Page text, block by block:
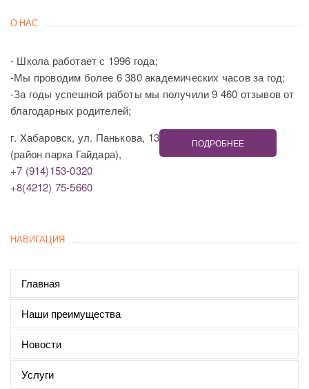
О НАС
- Школа работает с 1996 года;
-Мы проводим более 6 380 академических часов за год;
-За годы успешной работы мы получили 9 460 отзывов от
благодарных родителей;
г. Хабаровск, ул. Панькова, 13
(район парка Гайдара),
+7 (914)153-0320
+8(4212) 75-5660
ПОДРОБНЕЕ
НАВИГАЦИЯ
Главная
Наши преимущества
Новости
Услуги